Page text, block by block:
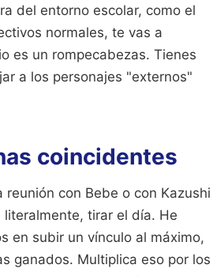
del entorno escolar, como el
normales, te vas a
es un rompecabezas. Tienes
a los personajes "externos"
coincidentes
con Bebe o con Kazushi
tirar el día. He
en subir un vínculo al máximo,
ganados. Multiplica eso por los